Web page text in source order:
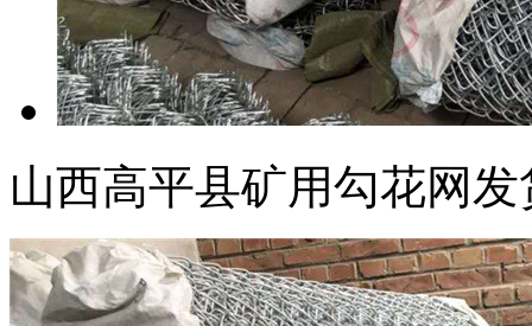
山西高平县矿用勾花网